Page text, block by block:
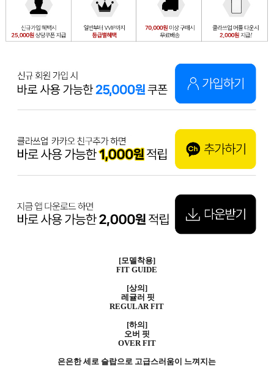
[모델착용]
FIT GUIDE
[상의]
레귤러 핏
REGULAR FIT
[하의]
오버 핏
OVER FIT
은은한 세로 슬랍으로 고급스러움이 느껴지는